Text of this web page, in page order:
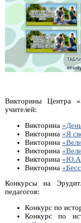
Викторины Центра
учителей:
Викторина
Викторина «Я
Викторина
Викторина
Викторина «Ю.А.
Викторина
Конкурсы на
педагогов:
Конкурс по
Конкурс по